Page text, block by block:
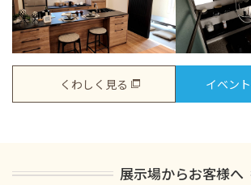
くわしく見る イベン
展示場からお客様へ